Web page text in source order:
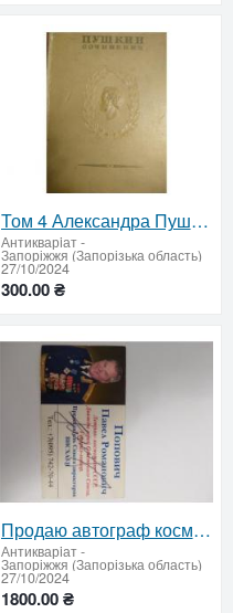
Том 4 Александра Пушкина (издание 1937 года) — Академическое издание
Антикварiат-
Запоріжжя (Запорізька область)
27/10/2024
300.00 ₴
Продаю автограф космонавта Поповича П.Р.
Антикварiат-
Запоріжжя (Запорізька область)
27/10/2024
1800.00 ₴